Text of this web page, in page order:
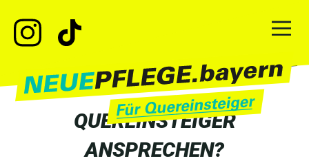
QUEREINSTEIGER
ANSPRECHEN?